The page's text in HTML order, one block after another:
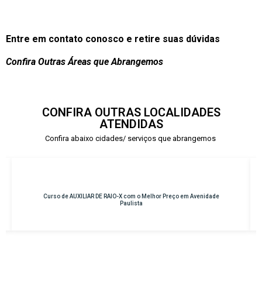
Entre em contato conosco e retire suas dúvidas
Confira Outras Áreas que Abrangemos
CONFIRA OUTRAS LOCALIDADES
ATENDIDAS
Confira abaixo cidades/ serviços que abrangemos
Curso de INSTRUMENTAÇÃO CIRÚRGICA com o Melhor